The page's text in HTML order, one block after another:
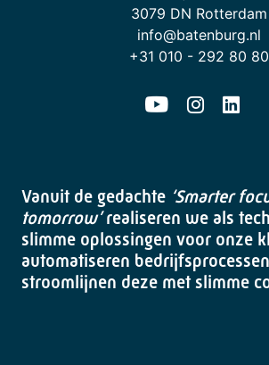
3079 DN Rotterdam
info@batenburg.nl
+31 010 - 292 80 80
Vanuit de gedachte ‘Smarter
tomorrow’realiseren we als
slimme oplossingen voor onze
automatiseren
stroomlijnen deze met slimme